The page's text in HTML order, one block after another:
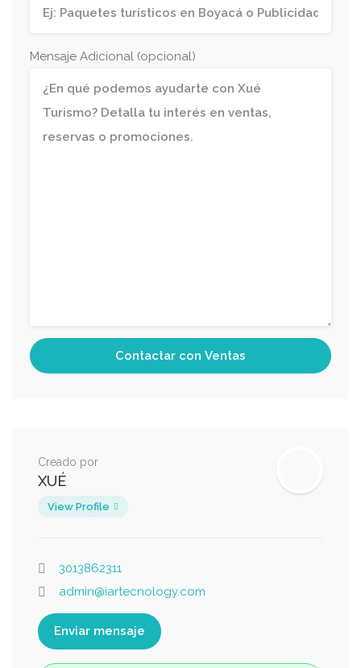
Mensaje Adicional (opcional)
Creado por
XUÉ
View Profile
3013862311
admin@iartecnology.com
Enviar mensaje